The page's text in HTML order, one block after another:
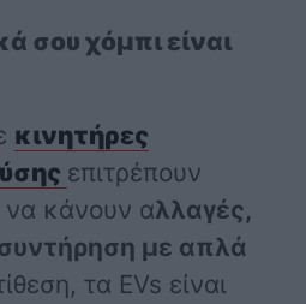
σου χόμπι είναι
κινητήρες
επιτρέπουν
να κάνουν αλλαγές,
με απλά
τα EVs είναι